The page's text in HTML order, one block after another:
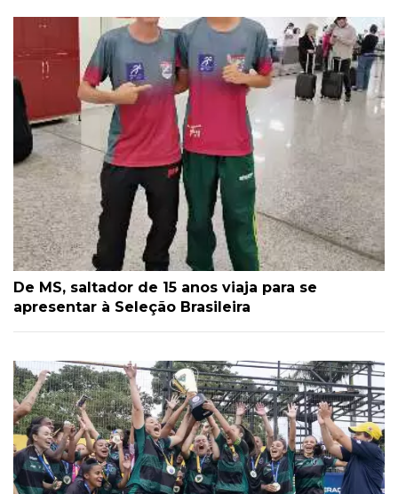
De MS, saltador de 15 anos viaja para se
apresentar à Seleção Brasileira